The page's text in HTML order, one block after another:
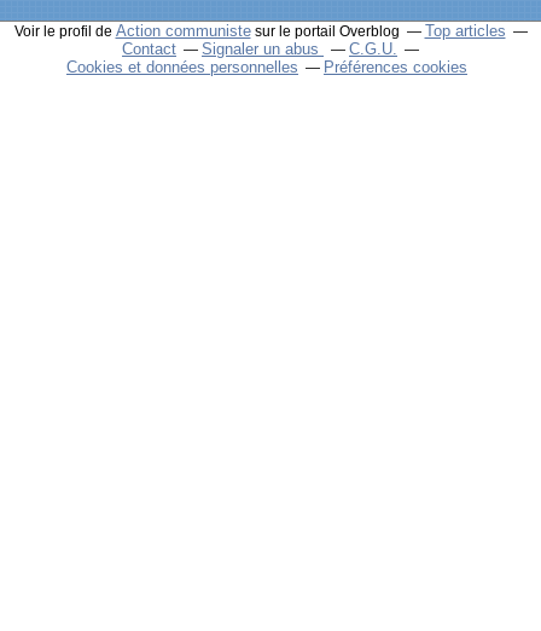
Voir le profil de Action communistesur le portail Overblog
Top articles
Contact
Signaler un abus
C.G.U.
Cookies et données personnelles
Préférences cookies